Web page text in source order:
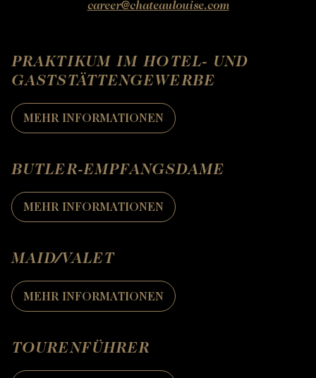
Buchen Zimmer
Buchen Zimmer
Buchen Bistro-Restaurant
BUCHEN
Für Daten "auf Anfrage",
Tel: +33 2 42 06 02 00
butler@chateaulouise.com
career@chateaulouise.com
PRAKTIKUM IM HOTEL- UND
GASTSTÄTTENGEWERBE
MEHR INFORMATIONEN
BUTLER-EMPFANGSDAME
MEHR INFORMATIONEN
MAID/VALET
MEHR INFORMATIONEN
TOURENFÜHRER